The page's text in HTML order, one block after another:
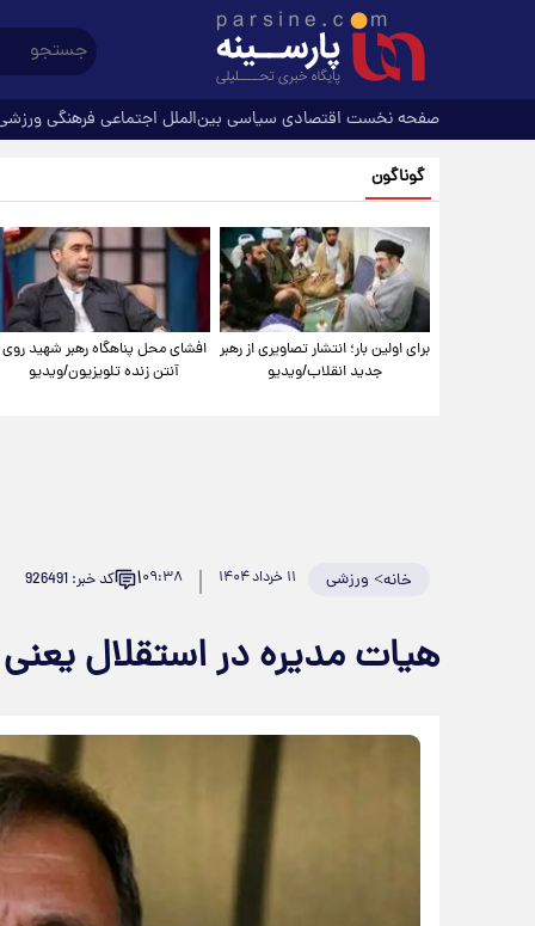
صفحه نخست اقتصادی سیاسی بین‌الملل اجتماعی فرهنگی
گوناگون
برای اولین بار؛ انتشار تصاویری از رهبر
جدید انقلاب/ویدیو
افشای محل پناهگاه‌ رهبر شهید روی
آنتن زنده تلویزیون/ویدیو
خانه> ورزشی ۱۱ خرداد ۱۴۰۴ ۰۹:۳۸۱ کد خبر: 926491
هیات مدیره در استقلال